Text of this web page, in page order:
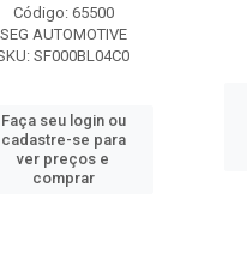
Código: 65500
SEG AUTOMOTIVE
SF000BL04C0
Faça seu login ou
cadastre-se para
ver preços e
comprar